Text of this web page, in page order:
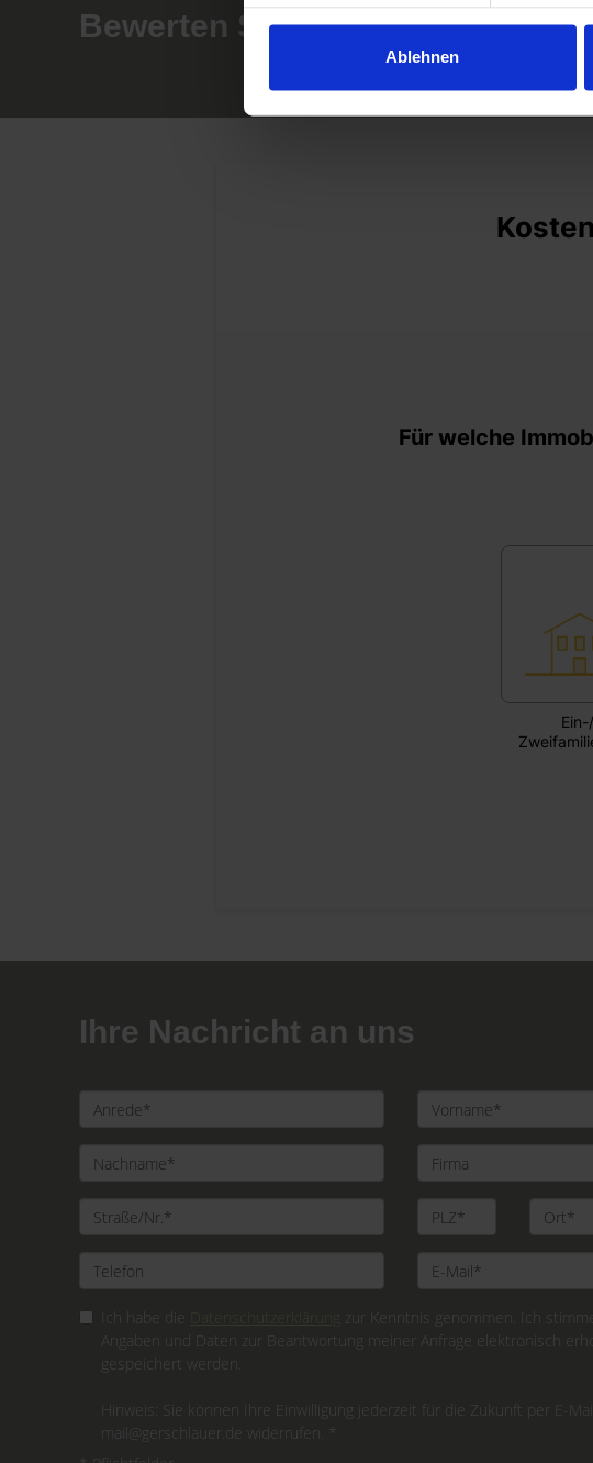
Ablehnen
Bewerten Sie jetzt Ihre
Ihre Nachricht an uns
Ich habe die
zur Kenntnis genommen. Ich
Angaben und Daten zur Beantwortung meiner Anfrage elektronisch
gespeichert werden.
Hinweis: Sie können Ihre Einwilligung jederzeit für die Zukunft per E-Mail
mail@gerschlauer.de widerrufen. *